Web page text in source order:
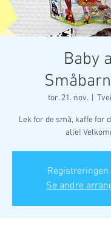
Baby
tor. 21. nov.
  |
Lek for de små, kaffe for
alle!
Se andre